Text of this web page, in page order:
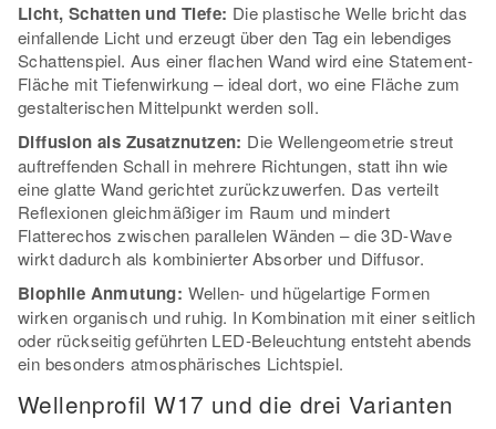
Licht, Schatten und Tiefe: Die plastische Welle bricht das
einfallende Licht und erzeugt über den Tag ein lebendiges
Schattenspiel. Aus einer flachen Wand wird eine Statement-
Fläche mit Tiefenwirkung – ideal dort, wo eine Fläche zum
gestalterischen Mittelpunkt werden soll.
Diffusion als Zusatznutzen: Die Wellengeometrie streut
auftreffenden Schall in mehrere Richtungen, statt ihn wie
eine glatte Wand gerichtet zurückzuwerfen. Das verteilt
Reflexionen gleichmäßiger im Raum und mindert
Flatterechos zwischen parallelen Wänden – die 3D-Wave
wirkt dadurch als kombinierter Absorber und Diffusor.
Biophile Anmutung: Wellen- und hügelartige Formen
wirken organisch und ruhig. In Kombination mit einer seitlich
oder rückseitig geführten LED-Beleuchtung entsteht abends
ein besonders atmosphärisches Lichtspiel.
Wellenprofil W17 und die drei Varianten